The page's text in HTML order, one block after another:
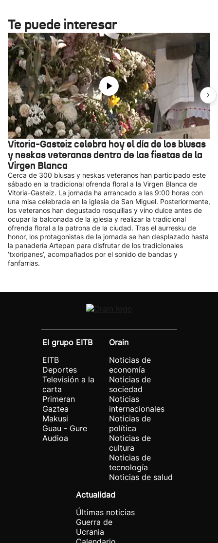
Te puede interesar
Vitoria-Gasteiz celebra hoy el día de los blusas
y neskas veteranas dentro de las fiestas de la
Virgen Blanca
Cerca de 300 blusas y neskas veteranos han participado este
sábado en la tradicional ofrenda floral a la Virgen Blanca de
Vitoria-Gasteiz. La jornada ha arrancado a las 9:00 horas con
una misa celebrada en la iglesia de San Miguel. Posteriormente,
los veteranos han degustado rosquillas y vino dulce antes de
ocupar la balconada de la iglesia y realizar la tradicional
ofrenda floral a la patrona de la ciudad. Tras el aurresku de
honor, los protagonistas de la jornada se han desplazado hasta
la panadería Artepan para disfrutar de los tradicionales
‘txoripanes’, acompañados por el sonido de bandas y
fanfarrias.
El grupo EITB
EITB
Deportes
Televisión a la
carta
Primeran
Gaztea
Makusi
Guau - Gure
Audioa
Orain
Noticias de
economía
Noticias de
sociedad
Noticias
internacionales
Noticias de
política
Noticias de
cultura
Noticias de
tecnología
Noticias de salud
Actualidad
Últimas noticias
Guerra de
Ucrania